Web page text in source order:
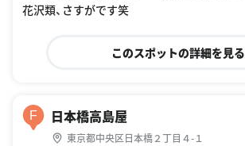
花沢類、さすがです笑
このスポットの詳細を見る
F 日本橋高島屋
東京都中央区日本橋２丁目４-１